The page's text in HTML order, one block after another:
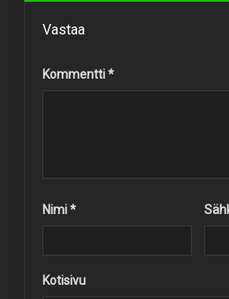
Vastaa
Kommentti*
Nimi*
Kotisivu